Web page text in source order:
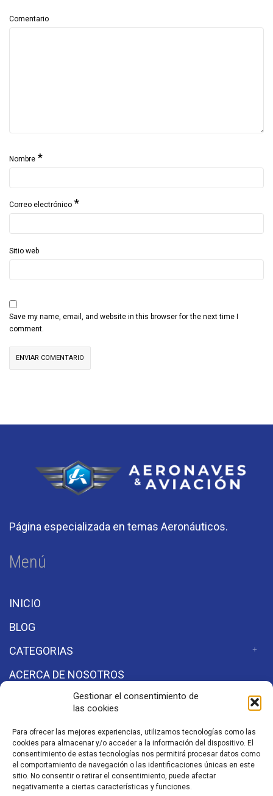
Gestionar el consentimiento de
las cookies
Para ofrecer las mejores experiencias, utilizamos tecnologías como las
cookies para almacenar y/o acceder a la información del dispositivo. El
consentimiento de estas tecnologías nos permitirá procesar datos como
el comportamiento de navegación o las identificaciones únicas en este
sitio. No consentir o retirar el consentimiento, puede afectar
negativamente a ciertas características y funciones.
Comentario
Nombre *
Correo electrónico *
Sitio web
Save my name, email, and website in this browser for the next time I
comment.
Página especializada en temas Aeronáuticos.
Menú
INICIO
BLOG
CATEGORIAS
ACERCA DE NOSOTROS
Secciones
Aviso de Privacidad